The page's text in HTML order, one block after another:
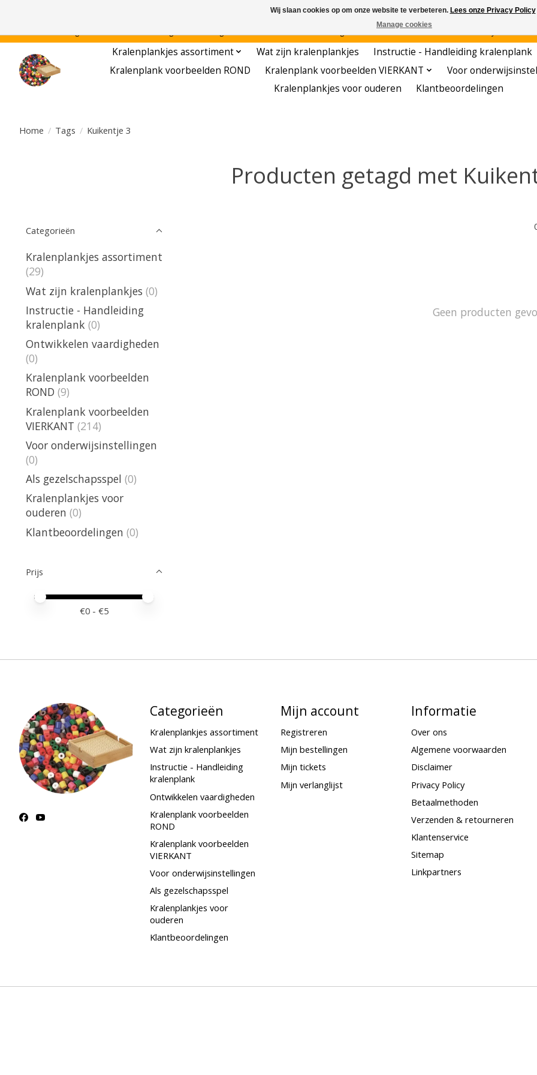
Kralenplankjes assortiment Wat zijn kralenplankjes Instructie - Handleiding kralenplank
Kralenplank voorbeelden ROND
Kralenplank voorbeelden VIERKANT Voor
Kralenplankjes voor ouderen
Klantbeoordelingen
Home / Tags / Kuikentje 3
Producten getagd met
Categorieën
Kralenplankjes assortiment
(29)
Wat zijn kralenplankjes (0)
Instructie - Handleiding
kralenplank (0)
Ontwikkelen vaardigheden
(0)
Kralenplank voorbeelden
ROND (9)
Kralenplank voorbeelden
VIERKANT (214)
Voor onderwijsinstellingen
(0)
Als gezelschapsspel (0)
Kralenplankjes voor
ouderen (0)
Klantbeoordelingen (0)
Prijs
Minimale prijswaarde
Price maximum value
€0 - €5
Geen producten
Categorieën
Kralenplankjes assortiment
Wat zijn kralenplankjes
Instructie - Handleiding
kralenplank
Ontwikkelen vaardigheden
Kralenplank voorbeelden
ROND
Kralenplank voorbeelden
VIERKANT
Voor onderwijsinstellingen
Als gezelschapsspel
Kralenplankjes voor
ouderen
Klantbeoordelingen
Mijn account
Registreren
Mijn bestellingen
Mijn tickets
Mijn verlanglijst
Informatie
Over ons
Algemene voorwaarden
Disclaimer
Privacy Policy
Betaalmethoden
Verzenden & retourneren
Klantenservice
Sitemap
Linkpartners
Wij slaan cookies op om onze website te verbeteren. Lees onze Privacy Policy
Manage cookies